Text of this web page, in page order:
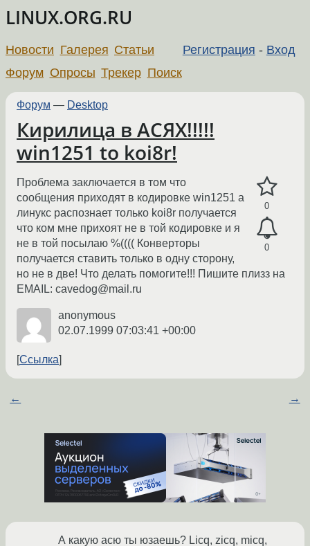
LINUX.ORG.RU
Регистрация - Вход
Новости Галерея Статьи
Форум Опросы Трекер Поиск
Форум — Desktop
Кирилица в АСЯХ!!!!!
win1251 to koi8r!
0
0
Проблема заключается в том что
сообщения приходят в кодировке win1251 а
линукс распознает только koi8r получается
что ком мне прихоят не в той кодировке и я
не в той посылаю %(((( Конверторы
получается ставить только в одну сторону,
но не в две! Что делать помогите!!! Пишите плизз на
EMAIL: cavedog@mail.ru
anonymous
02.07.1999 07:03:41 +00:00
Ссылка
← →
А какую асю ты юзаешь? Licq, zicq, micq,